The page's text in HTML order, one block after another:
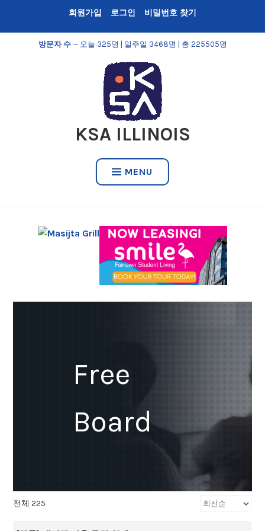
content
회원가입 로그인 비밀번호 찾기
방문자 수— 오늘 325명 | 일주일 3468명 | 총 225505명
KSA ILLINOIS
MENU
Free
Board
전체 225